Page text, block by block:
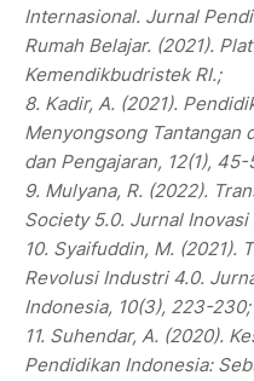
Internasional. Jurnal
Rumah Belajar. (2021).
Kemendikbudristek RI.;
8. Kadir, A. (2021).
Menyongsong Tantangan
dan Pengajaran, 12(1), 45-
9. Mulyana, R. (2022).
Society 5.0. Jurnal
10. Syaifuddin, M. (2021).
Revolusi Industri 4.0.
Indonesia, 10(3), 223-230;
11. Suhendar, A. (2020).
Pendidikan Indonesia: